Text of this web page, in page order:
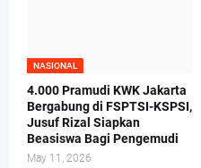
NASIONAL
4.000 Pramudi KWK Jakarta
Bergabung di FSPTSI-KSPSI,
Jusuf Rizal Siapkan
Beasiswa Bagi Pengemudi
May 11, 2026